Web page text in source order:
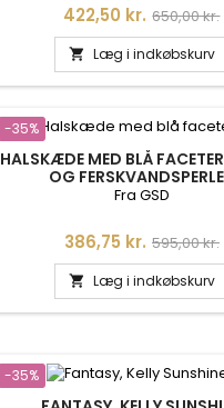
Pris
422,50 kr. 650,00 kr.
 Læg i indkøbskurv
-35%
HALSKÆDE MED BLÅ
OG
Fra GSD
Pris
386,75 kr. 595,00 kr.
 Læg i indkøbskurv
-35%